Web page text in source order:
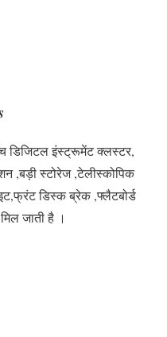
डिजिटल इंस्ट्रूमेंट क्लस्टर,
,बड़ी स्टोरेज ,टेलीस्कोपिक
डिस्क ब्रेक ,फ्लैटबोर्ड
जाती है ।